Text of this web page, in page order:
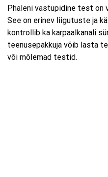
Phaleni vastupidine test on
See on erinev liigutuste ja
kontrollib ka karpaalkanali
teenusepakkuja võib lasta
või mõlemad testid.